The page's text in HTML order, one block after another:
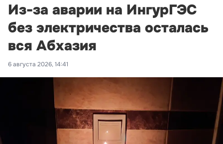
Из-за аварии на ИнгурГЭС
без электричества осталась
вся Абхазия
6 августа 2026, 14:41